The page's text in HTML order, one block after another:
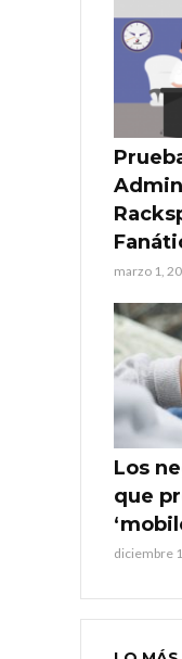
marzo 1,
Los
que
diciembre